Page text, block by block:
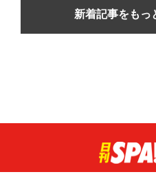
新着記事をもっ